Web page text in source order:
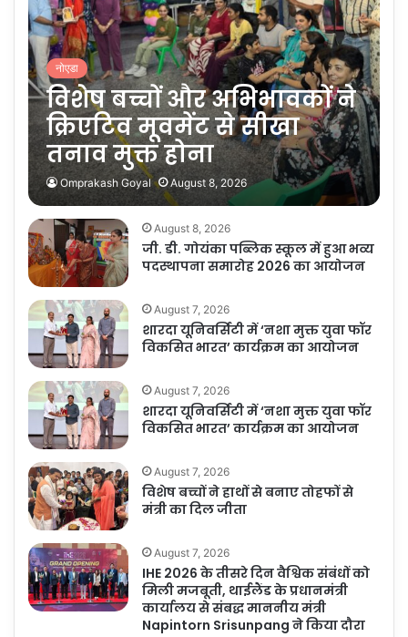
नोएडा
विशेष बच्चों और अभिभावकों ने
क्रिएटिव मूवमेंट से सीखा
तनाव मुक्त होना
Omprakash Goyal August 8, 2026
August 8, 2026
जी. डी. गोयंका पब्लिक स्कूल में हुआ भव्य
पदस्थापना समारोह 2026 का आयोजन
August 7, 2026
शारदा यूनिवर्सिटी में ‘नशा मुक्त युवा फॉर
विकसित भारत’ कार्यक्रम का आयोजन
August 7, 2026
शारदा यूनिवर्सिटी में ‘नशा मुक्त युवा फॉर
विकसित भारत’ कार्यक्रम का आयोजन
August 7, 2026
विशेष बच्चों ने हाथों से बनाए तोहफों से
मंत्री का दिल जीता
August 7, 2026
IHE 2026 के तीसरे दिन वैश्विक संबंधों को
मिली मजबूती, थाईलैंड के प्रधानमंत्री
कार्यालय से संबद्ध माननीय मंत्री
Napintorn Srisunpang ने किया दौरा